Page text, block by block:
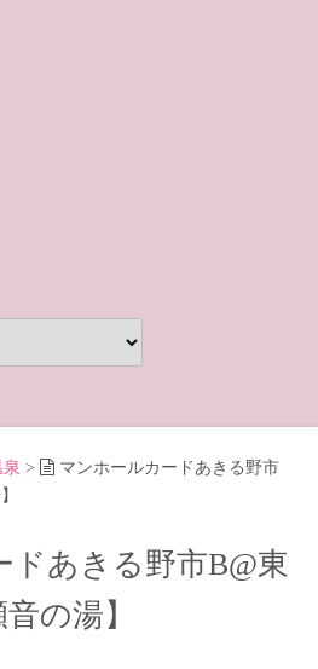
>
マンホールカードあきる野市
ドあきる野市B@東
の湯】